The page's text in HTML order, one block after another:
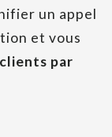
un appel
et vous
par